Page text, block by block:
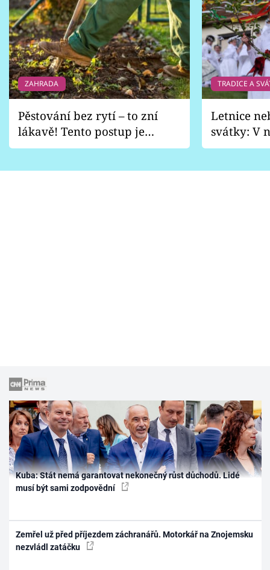
ZAHRADA
Pěstování bez rytí – to zní
lákavě! Tento postup je
vhodný jen pro některé
TRADICE A
Letnice
svátky: V
pondělí
Kuba: Stát nemá garantovat nekonečný růst důchodů. Lidé
musí být sami zodpovědní
Zemřel už před příjezdem záchranářů. Motorkář na Znojemsku
nezvládl zatáčku